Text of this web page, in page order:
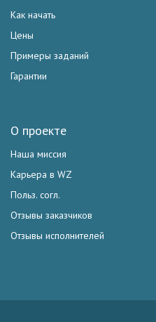
Как начать
Цены
Примеры заданий
Гарантии
О проекте
Наша миссия
Карьера в WZ
Польз. согл.
Отзывы заказчиков
Отзывы исполнителей